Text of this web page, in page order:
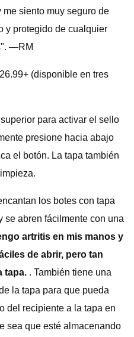
siento muy seguro de
y protegido de cualquier
—RM
(disponible en tres
para activar el sello
presione hacia abajo
el botón. La tapa también
los botes con tapa
se abren fácilmente con una
artritis en mis manos y
de abrir, pero tan
tapa. . También tiene una
la tapa para que pueda
del recipiente a la tapa en
sea que esté almacenando